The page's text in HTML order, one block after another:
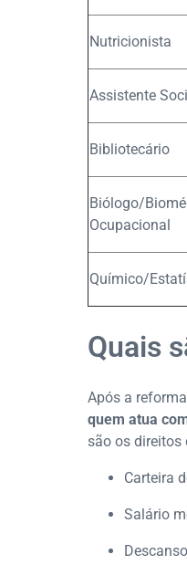
Nutricionista
Assistente
Bibliotecário
Biólogo/
Ocupacional
Químico/
Quais
Após a
quem atua
são os direitos
Carteira
Salário